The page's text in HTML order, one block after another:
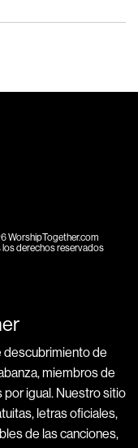
WorshipTogether.com
los derechos reservados
descubrimiento de
miembros de
igual. Nuestro sitio
letras oficiales,
de las canciones,